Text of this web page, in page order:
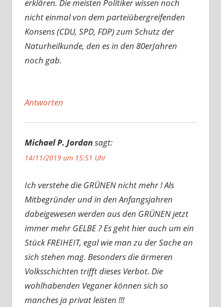
erklären. Die meisten Politiker wissen noch
nicht einmal von dem parteiübergreifenden
Konsens (CDU, SPD, FDP) zum Schutz der
Naturheilkunde, den es in den 80erJahren
noch gab.
Antworten
Michael P. Jordansagt:
14/11/2019 um 15:51 Uhr
Ich verstehe die GRÜNEN nicht mehr ! Als
Mitbegründer und in den Anfangsjahren
dabeigewesen werden aus den GRÜNEN jetzt
immer mehr GELBE ? Es geht hier auch um ein
Stück FREIHEIT, egal wie man zu der Sache an
sich stehen mag. Besonders die ärmeren
Volksschichten trifft dieses Verbot. Die
wohlhabenden Veganer können sich so
manches ja privat leisten !!!